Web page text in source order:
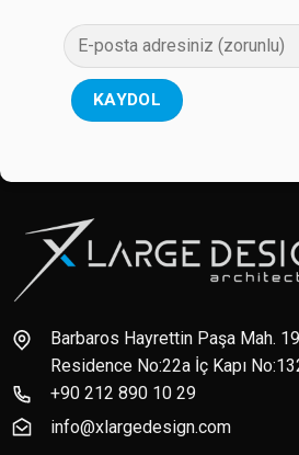
Barbaros Hayrettin Paşa Mah.
Residence No:22a İç Kapı
+90 212 890 10 29
info@xlargedesign.com